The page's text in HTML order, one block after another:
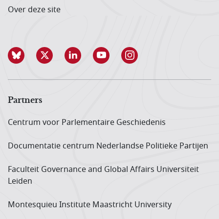
Over deze site
Partners
Centrum voor Parlementaire Geschiedenis
Documentatie centrum Neder­landse Politieke Partijen
Faculteit Governance and Global Affairs Universiteit
Leiden
Montesquieu Institute Maastricht University